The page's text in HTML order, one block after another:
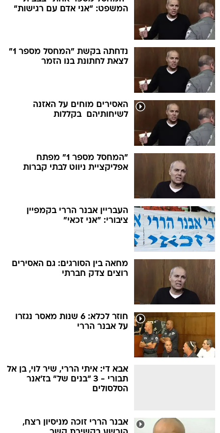
המשפט: "אני אדם עם רגישות"
נדחתה בקשת "המחסל מספר 1"
לצאת לחתונת בנו הזמר
האסירים מוחים על האזנה
לשיחותיהם  בקללות
"המחסל מספר 1" מפתח
אפליקציית ניווט לבתי קברות
העבריין אבנר הררי בקמפיין
ציבורי: "אני זכאי"
מחאה בין הסורגים: גם האסירים
רוצים צדק חברתי
חוזר לכלא: 6 שנות מאסר נגזרו
על אבנר הררי
אבא די: איתי הררי, שיר לוי, בן אל
תבורי - 3 "בנים של" בז'אנר
הסלסולים
אבנר הררי זוכה מניסיון רצח,